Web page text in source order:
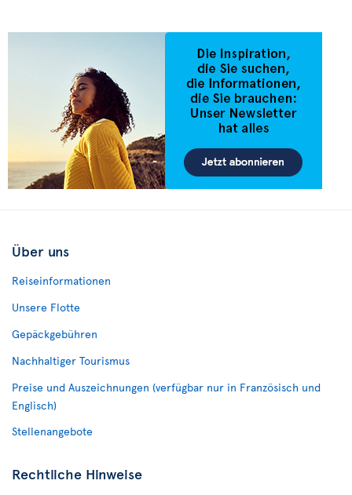
Über uns
Reiseinformationen
Unsere Flotte
Gepäckgebühren
Nachhaltiger Tourismus
Preise und Auszeichnungen (verfügbar nur in Französisch und
Englisch)
Stellenangebote
Rechtliche Hinweise